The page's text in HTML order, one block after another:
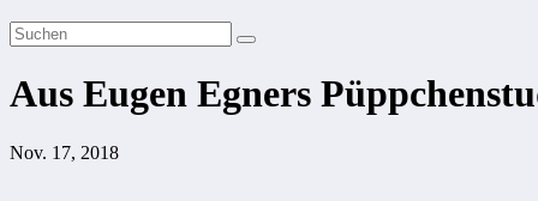
Aus Eugen Egners
Nov. 17, 2018